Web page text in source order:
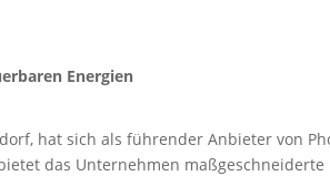
Energien
hat sich als führender Anbieter von
das Unternehmen